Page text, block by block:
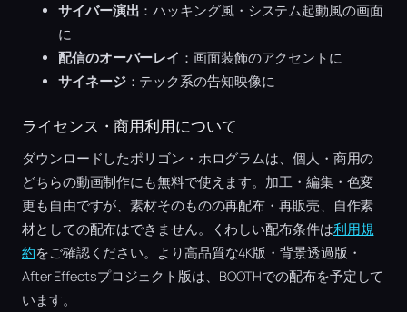
サイバー演出 ：ハッキング風・システム起動風の画面
に
配信のオーバーレイ ：画面装飾のアクセントに
サイネージ：テック系の告知映像に
ライセンス・商用利用について
ダウンロードしたポリゴン・ホログラムは、個人・商用の
どちらの動画制作にも無料で使えます。加工・編集・色変
更も自由ですが、素材そのものの再配布・再販売、自作素
材としての配布はできません。くわしい配布条件は利用規
約をご確認ください。より高品質な4K版・背景透過版・
After Effectsプロジェクト版は、BOOTHでの配布を予定して
います。